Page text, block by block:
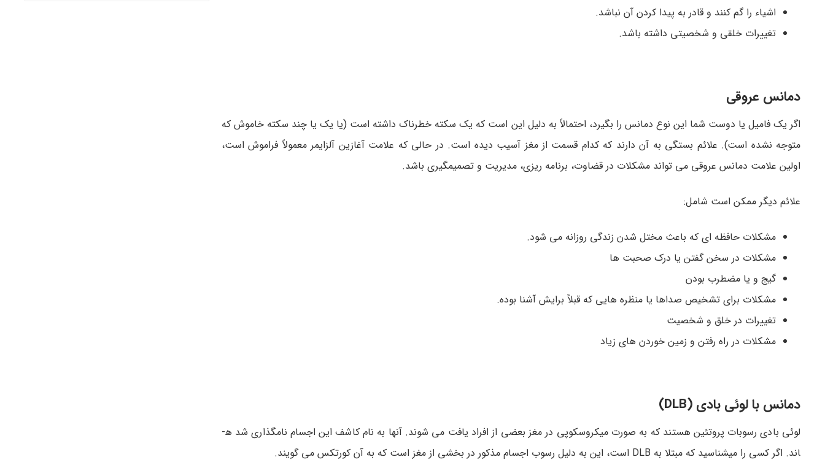
اشیاء را گم کنند و قادر به پیدا کردن آن نباشد.
تغییرات خلقی و شخصیتی داشته باشد.
دمانس عروقی
اگر یک فامیل یا دوست شما این نوع دمانس را بگیرد، احتمالاً به دلیل این است که یک سکته خطرناک داشته است (یا یک یا چند سکته خاموش که
متوجه نشده است). علائم بستگی به آن دارند که کدام قسمت از مغز آسیب دیده است. در حالی که علامت آغازین آلزایمر معمولاً فراموش است،
اولین علامت دمانس عروقی می ­تواند مشکلات در قضاوت، برنامه­ ریزی، مدیریت و تصمیم­گیری باشد.
علائم دیگر ممکن است شامل:
مشکلات حافظه ­ای که باعث مختل شدن زندگی روزانه می­ شود.
مشکلات در سخن گفتن یا درک صحبت ­ها
گیج و یا مضطرب بودن
مشکلات برای تشخیص صداها یا منظره ­هایی که قبلاً برایش آشنا بوده.
تغییرات در خلق و شخصیت
مشکلات در راه رفتن و زمین خوردن­ های زیاد
دمانس با لوئی بادی (DLB)
لوئی بادی رسوبات پروتئین هستند که به صورت میکروسکوپی در مغز بعضی از افراد یافت می ­­شوند. آن­ها به نام کاشف این اجسام نام­گذاری شد ه­
اند. اگر کسی را می­شناسید که مبتلا به DLB است، این به دلیل رسوب اجسام مذکور در بخشی از مغز است که به آن کورتکس می ­گویند.